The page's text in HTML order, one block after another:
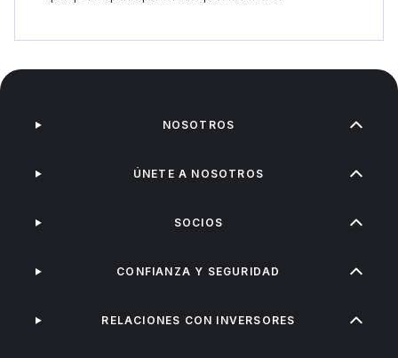
NOSOTROS
ÚNETE A NOSOTROS
SOCIOS
CONFIANZA Y SEGURIDAD
RELACIONES CON INVERSORES